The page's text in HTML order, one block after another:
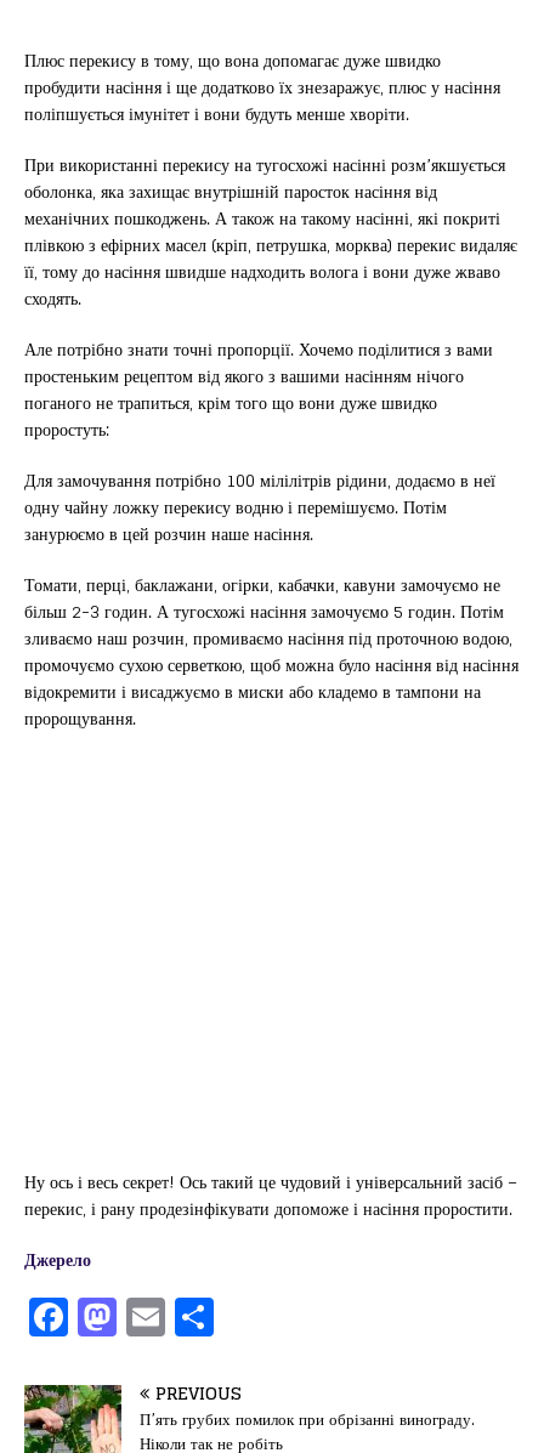
Плюс перекису в тому, що вона допомагає дуже швидко
пробудити насіння і ще додатково їх знезаражує, плюс у насіння
поліпшується імунітет і вони будуть менше хворіти.
При використанні перекису на тугосхожі насінні розм’якшується
оболонка, яка захищає внутрішній паросток насіння від
механічних пошкоджень. А також на такому насінні, які покриті
плівкою з ефірних масел (кріп, петрушка, морква) перекис видаляє
її, тому до насіння швидше надходить волога і вони дуже жваво
сходять.
Але потрібно знати точні пропорції. Хочемо поділитися з вами
простеньким рецептом від якого з вашими насінням нічого
поганого не трапиться, крім того що вони дуже швидко
проростуть:
Для замочування потрібно 100 мілілітрів рідини, додаємо в неї
одну чайну ложку перекису водню і перемішуємо. Потім
занурюємо в цей розчин наше насіння.
Томати, перці, баклажани, огірки, кабачки, кавуни замочуємо не
більш 2-3 годин. А тугосхожі насіння замочуємо 5 годин. Потім
зливаємо наш розчин, промиваємо насіння під проточною водою,
промочуємо сухою серветкою, щоб можна було насіння від насіння
відокремити і висаджуємо в миски або кладемо в тампони на
пророщування.
Ну ось і весь секрет! Ось такий це чудовий і універсальний засіб –
перекис, і рану продезінфікувати допоможе і насіння проростити.
Джерело
F
a
c
e
M
a
st
o
E
m
ai
l
іл
и
PREVIOUS
П’ять грубих помилок при обрізанні винограду.
Ніколи так не робіть